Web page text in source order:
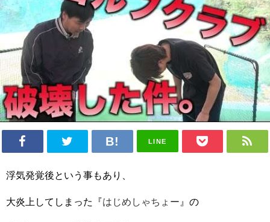
LINE
浮気発覚後という事もあり、
大炎上してしまった『はじめしゃちょー 』 の